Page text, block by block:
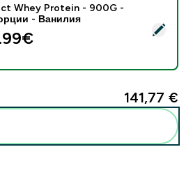
- Impact Whey Protein - 900G -
Whey Protein - 900G -
- Ванилия
141,77 €‎